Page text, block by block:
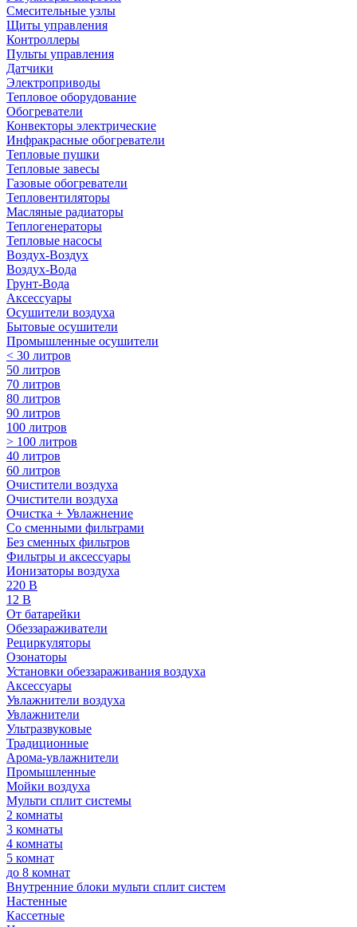
Смесительные узлы
Щиты управления
Контроллеры
Пульты управления
Датчики
Электроприводы
Тепловое оборудование
Обогреватели
Конвекторы электрические
Инфракрасные обогреватели
Тепловые пушки
Тепловые завесы
Газовые обогреватели
Тепловентиляторы
Масляные радиаторы
Теплогенераторы
Тепловые насосы
Воздух-Воздух
Воздух-Вода
Грунт-Вода
Аксессуары
Осушители воздуха
Бытовые осушители
Промышленные осушители
< 30 литров
50 литров
70 литров
80 литров
90 литров
100 литров
> 100 литров
40 литров
60 литров
Очистители воздуха
Очистители воздуха
Очистка + Увлажнение
Cо сменными фильтрами
Без сменных фильтров
Фильтры и аксессуары
Ионизаторы воздуха
220 В
12 В
От батарейки
Обеззараживатели
Рециркуляторы
Озонаторы
Установки обеззараживания воздуха
Аксессуары
Увлажнители воздуха
Увлажнители
Ультразвуковые
Традиционные
Арома-увлажнители
Промышленные
Мойки воздуха
Мульти сплит системы
2 комнаты
3 комнаты
4 комнаты
5 комнат
до 8 комнат
Внутренние блоки мульти сплит систем
Настенные
Кассетные